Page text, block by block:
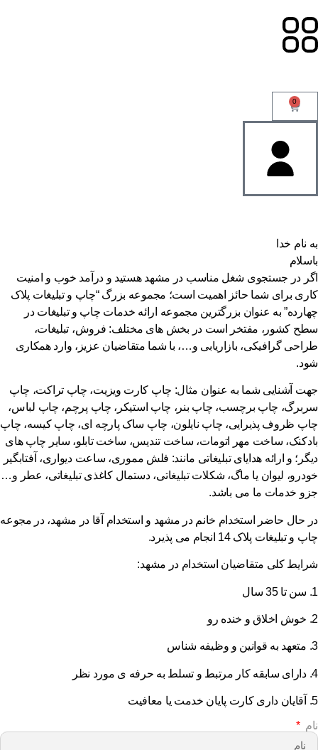
0
به نام خدا
باسلام
اگر در جستجوی شغل مناسب در مشهد هستید و درآمد خوب و امنیت
کاری برای شما حائز اهمیت است؛ مجموعه بزرگ “چاپ و تبلیغات پلاک
چهارده” به عنوان بزرگترین مجموعه ارائه خدمات چاپ و تبلیغات در
سطح کشور، مفتخر است در بخش های مختلف: فروش، تبلیغات،
طراحی گرافیکی، بازاریابی و…، با شما متقاضیان عزیز، وارد همکاری
شود.
جهت آشنایی شما به عنوان مثال: چاپ کارت ویزیت، چاپ تراکت، چاپ
سربرگ، چاپ برچسب، چاپ بنر، چاپ استیکر، چاپ پرچم، چاپ لباس،
چاپ ظروف پذیرایی، چاپ نایلون، چاپ ساک پارچه ای، چاپ کیسه، چاپ
بادکنک، ساخت مهر اتومات، ساخت تندیس، ساخت تابلو، سایر چاپ های
دیگر؛ و ارائه هدایای تبلیغاتی مانند: فلش مموری، ساعت دیواری، آفتابگیر
خودرو، لیوان یا ماگ، شکلات تبلیغاتی، دستمال کاغذی تبلیغاتی، عطر و…
جزو خدمات ما می باشد.
در حال حاضر استخدام خانم در مشهد و استخدام آقا در مشهد، در مجوعه
چاپ و تبلیغات پلاک 14 انجام می پذیرد
.
شرایط کلی متقاضیان استخدام در مشهد:
1. سن تا 35 سال
2. خوش اخلاق و خنده رو
3. متعهد به قوانین و وظیفه شناس
4. دارای سابقه کار مرتبط و تسلط به حرفه ی مورد نظر
5. آقایان داری کارت پایان خدمت یا معافیت
نام